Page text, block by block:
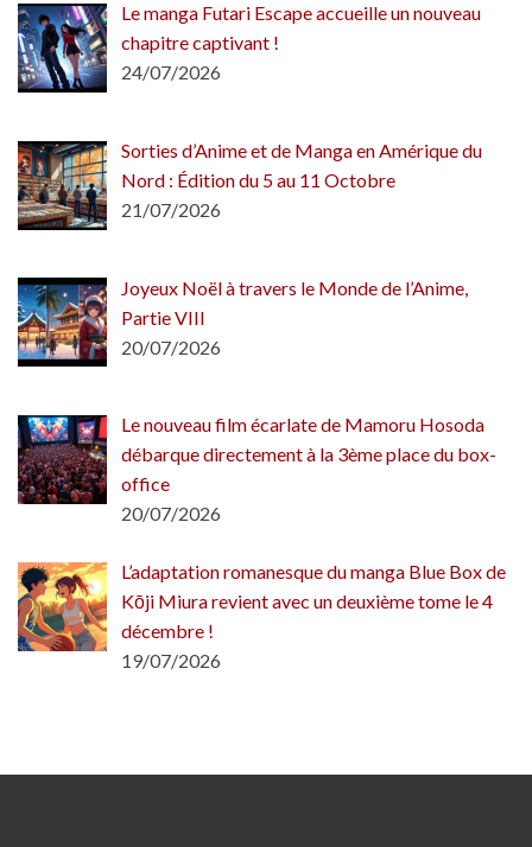
Le manga Futari Escape accueille un nouveau
chapitre captivant !
24/07/2026
Sorties d’Anime et de Manga en Amérique du
Nord : Édition du 5 au 11 Octobre
21/07/2026
Joyeux Noël à travers le Monde de l’Anime,
Partie VIII
20/07/2026
Le nouveau film écarlate de Mamoru Hosoda
débarque directement à la 3ème place du box-
office
20/07/2026
L’adaptation romanesque du manga Blue Box de
Kōji Miura revient avec un deuxième tome le 4
décembre !
19/07/2026